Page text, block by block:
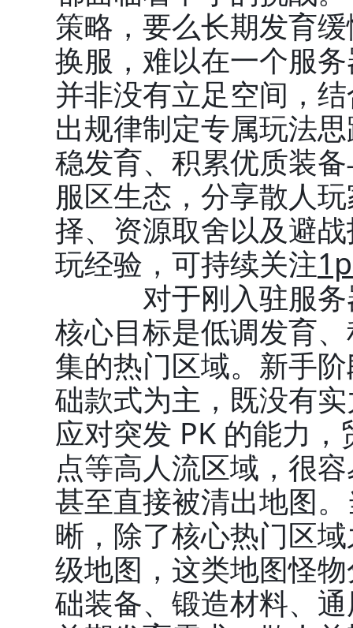
策略，要么长期发育
换服，难以在一个服
并非没有立足空间，
出规律制定专属玩法
稳发育、积累优质装
服区生态，分享散人
择、资源取舍以及避
玩经验，可持续关注
对于刚入驻服务器
核心目标是低调发育
集的热门区域。新手
础款式为主，既没有
应对突发 PK 的能力
点等高人流区域，很
甚至直接被清出地图
晰，除了核心热门区
级地图，这类地图怪
础装备、锻造材料、